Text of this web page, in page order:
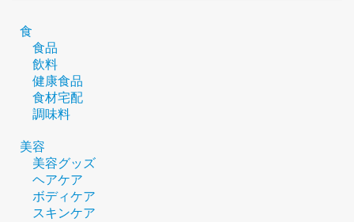
食
食品
飲料
健康食品
食材宅配
調味料
美容
美容グッズ
ヘアケア
ボディケア
スキンケア